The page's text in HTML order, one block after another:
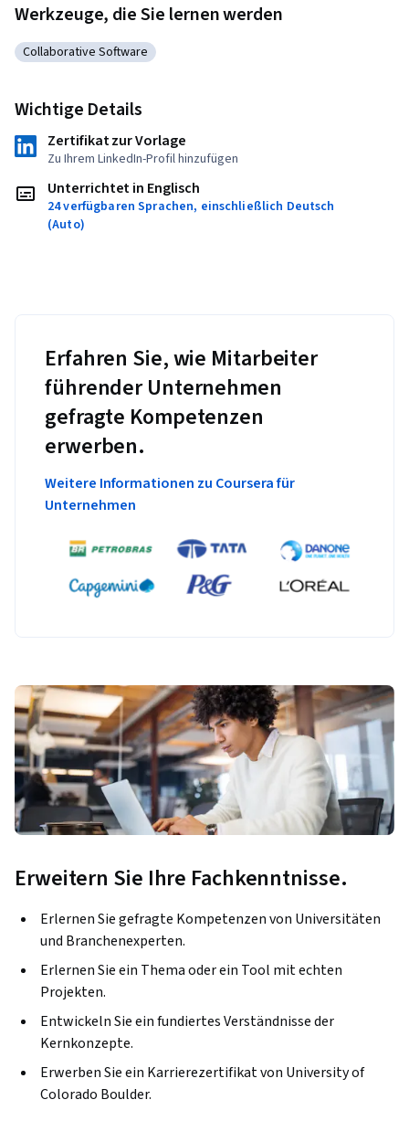
Werkzeuge, die Sie lernen werden
Kategorie: Collaborative Software
Collaborative Software
Wichtige Details
Zertifikat zur Vorlage
Zu Ihrem LinkedIn-Profil hinzufügen
Unterrichtet in Englisch
24 verfügbaren Sprachen, einschließlich Deutsch
(Auto)
Erfahren Sie, wie Mitarbeiter
führender Unternehmen
gefragte Kompetenzen
erwerben.
Weitere Informationen zu Coursera für
Unternehmen
Erweitern Sie Ihre Fachkenntnisse.
Erlernen Sie gefragte Kompetenzen von Universitäten
und Branchenexperten.
Erlernen Sie ein Thema oder ein Tool mit echten
Projekten.
Entwickeln Sie ein fundiertes Verständnisse der
Kernkonzepte.
Erwerben Sie ein Karrierezertifikat von University of
Colorado Boulder.